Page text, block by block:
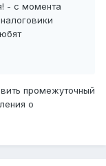
- с момента
промежуточный
о